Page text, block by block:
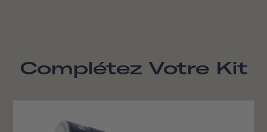
Complétez Votre Kit